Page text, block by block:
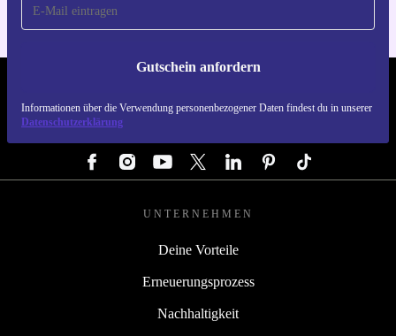
Gutschein anfordern
Informationen über die Verwendung personenbezogener Daten findest du in unserer
Datenschutzerklärung
UNTERNEHMEN
Deine Vorteile
Erneuerungsprozess
Nachhaltigkeit